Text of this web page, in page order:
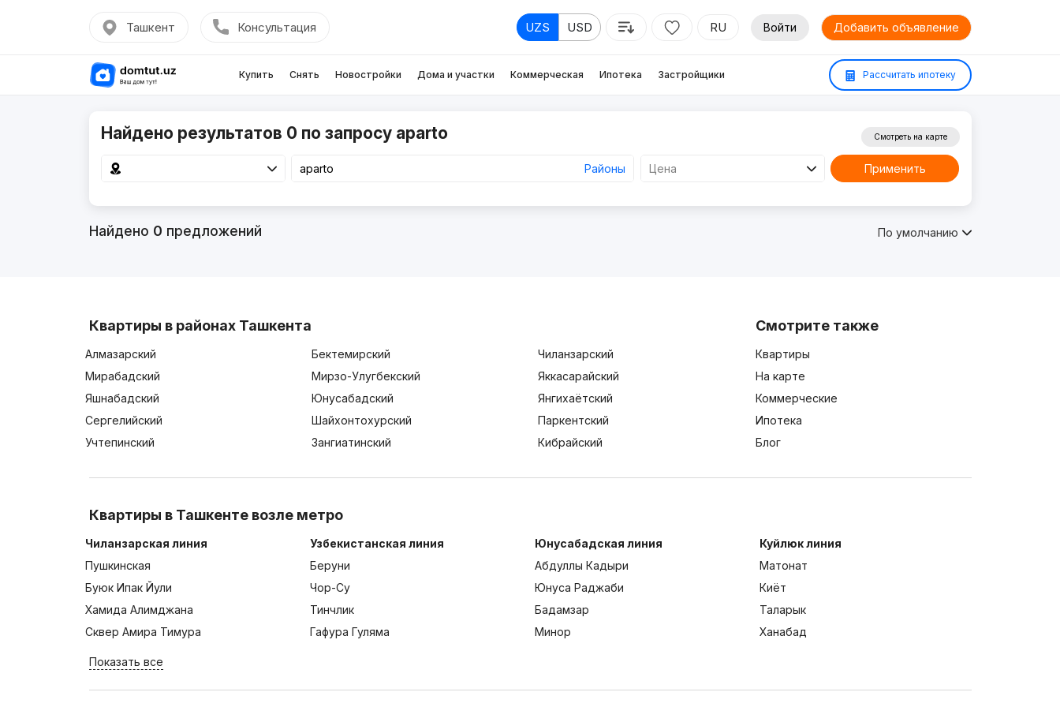
Ташкент Консультация UZS USD RU Войти Добавить объявление
Купить Снять Новостройки Дома и участки Коммерческая Ипотека Застройщики Рассчитать ипотеку
Найдено результатов 0 по запросу aparto
Районы Цена
Смотреть на карте
Применить
Найдено 0 предложений По умолчанию
Квартиры в районах Ташкента
Алмазарский Бектемирский
Чиланзарский
Мирабадский
Мирзо-Улугбекский
Яккасарайский
Яшнабадский
Юнусабадский
Янгихаётский
Сергелийский
Шайхонтохурский
Паркентский
Учтепинский
Зангиатинский Кибрайский
Смотрите также
Квартиры
На карте
Коммерческие
Ипотека
Блог
Квартиры в Ташкенте возле метро
Чиланзарская линия
Пушкинская
Буюк Ипак Йули
Хамида Алимджана
Сквер Амира Тимура
Узбекистанская линия
Беруни
Чор-Су
Тинчлик
Гафура Гуляма
Юнусабадская линия
Абдуллы Кадыри
Юнуса Раджаби
Бадамзар
Минор
Куйлюк линия
Матонат
Киёт
Таларык
Ханабад
Показать все